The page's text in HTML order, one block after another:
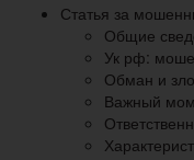
Статья за
Общие
Ук рф:
Обман и
Важный